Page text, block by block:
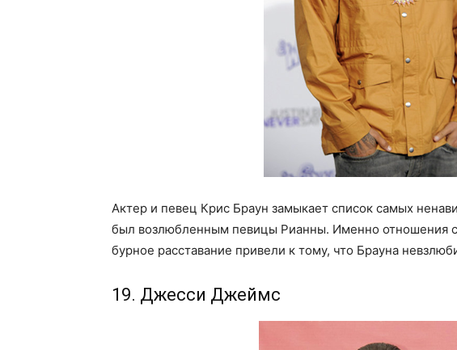
Актер и певец Крис Браун замыкает список самых
был возлюбленным певицы Рианны. Именно отношения
бурное расставание привели к тому, что Брауна
19. Джесси Джеймс